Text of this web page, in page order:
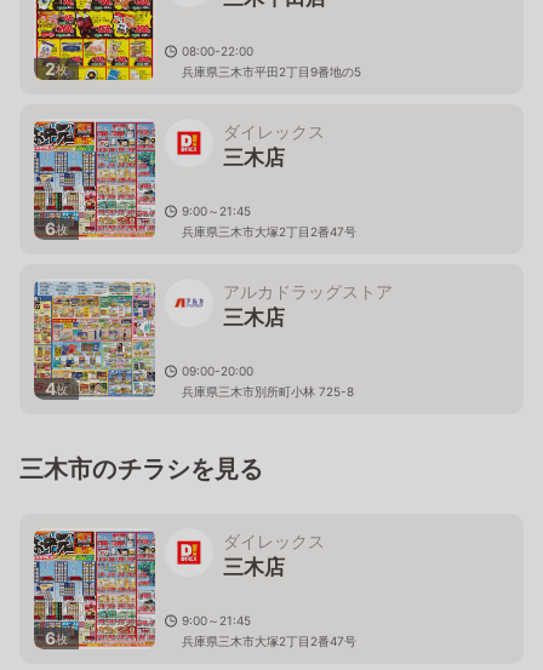
2枚
08:00-22:00
兵庫県三木市平田2丁目9番地の5
6枚
ダイレックス
三木店
9:00～21:45
兵庫県三木市大塚2丁目2番47号
4枚
アルカドラッグストア
三木店
09:00-20:00
兵庫県三木市別所町小林 725-8
三木市のチラシを見る
6枚
ダイレックス
三木店
9:00～21:45
兵庫県三木市大塚2丁目2番47号